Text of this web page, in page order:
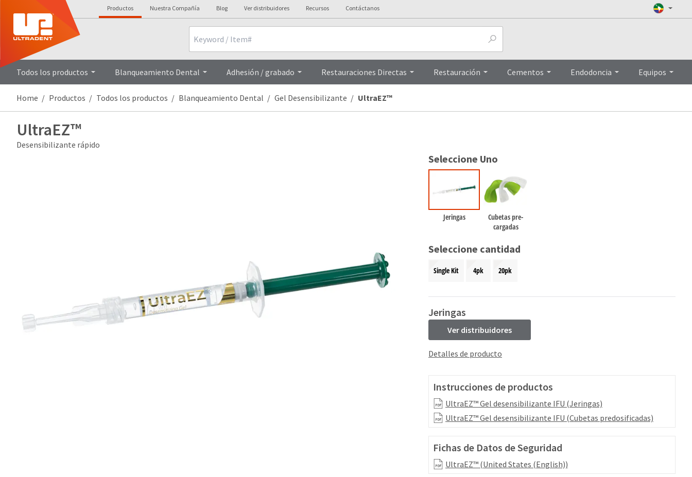
Productos Nuestra Compañía Blog Ver distribuidores Recursos Contáctanos
Todos los productos Blanqueamiento Dental Adhesión / grabado Restauraciones Directas Restauración Cementos Endodoncia Equipos
Overview Detalles Técnicos Procedimientos Preguntas frecuentas
Home Productos Todos los productos Blanqueamiento Dental Gel Desensibilizante UltraEZ™
UltraEZ™
Desensibilizante rápido
Seleccione Uno
Jeringas
Cubetas pre-
cargadas
Seleccione cantidad
Single Kit 4pk 20pk
Jeringas
Ver distribuidores
Detalles de producto
Instrucciones de productos
UltraEZ™ Gel desensibilizante IFU (Jeringas)
UltraEZ™ Gel desensibilizante IFU (Cubetas predosificadas)
Fichas de Datos de Seguridad
UltraEZ™ (United States (English))